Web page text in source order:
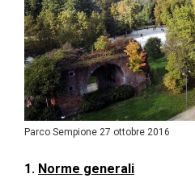
Parco Sempione 27 ottobre 2016
1. Norme generali